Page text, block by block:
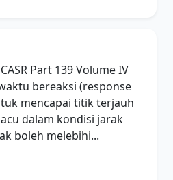
Part 139 Volume IV
bereaksi (response
mencapai titik terjauh
dalam kondisi jarak
boleh melebihi...